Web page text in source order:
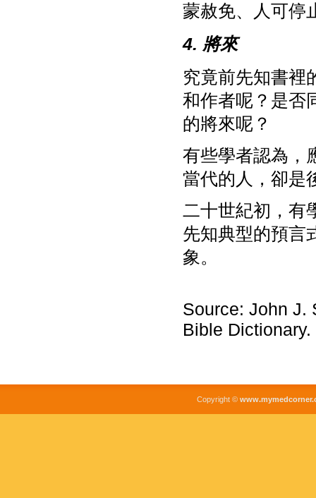
蒙赦免、人可停
4. 將來
究竟前先知書裡
和作者呢？是否
的將來呢？
有些學者認為，
當代的人，卻是
二十世紀初，有
先知典型的預言
象。
Source: John J.
Bible Dictionary.
Copyright ©